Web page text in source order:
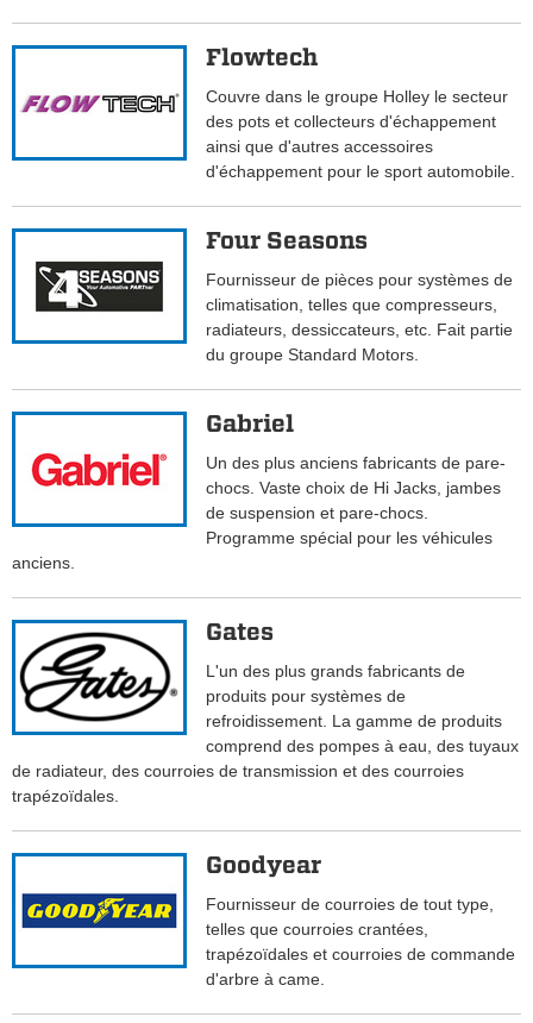
Flowtech
Couvre dans le groupe Holley le secteur
des pots et collecteurs d'échappement
ainsi que d'autres accessoires
d'échappement pour le sport automobile.
Four Seasons
Fournisseur de pièces pour systèmes de
climatisation, telles que compresseurs,
radiateurs, dessiccateurs, etc. Fait partie
du groupe Standard Motors.
Gabriel
Un des plus anciens fabricants de pare-
chocs. Vaste choix de Hi Jacks, jambes
de suspension et pare-chocs.
Programme spécial pour les véhicules
anciens.
Gates
L'un des plus grands fabricants de
produits pour systèmes de
refroidissement. La gamme de produits
comprend des pompes à eau, des tuyaux
de radiateur, des courroies de transmission et des courroies
trapézoïdales.
Goodyear
Fournisseur de courroies de tout type,
telles que courroies crantées,
trapézoïdales et courroies de commande
d'arbre à came.